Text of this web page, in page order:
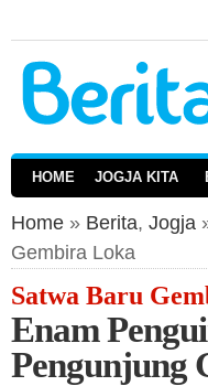
HOME JOGJA KITA
Home » Berita, Jogja
Gembira Loka
Satwa Baru
Enam
Pengunjung